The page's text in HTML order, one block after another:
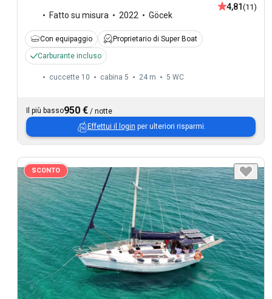
Fatto su misura 2022 Göcek
4,81 (11)
Con equipaggio
Proprietario di Super Boat
Carburante incluso
cuccette 10 cabina 5 24 m 5 WC
Il più basso950 € / notte
Effettui il login per ulteriori risparmi.
SCONTO